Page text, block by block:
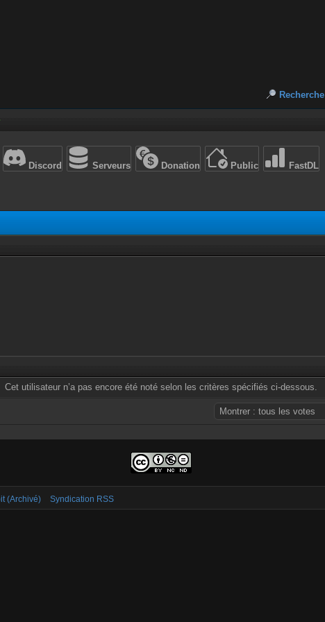
Recherche
Discord Serveurs Donation Public FastDL
Cet utilisateur n’a pas encore été noté selon les critères spécifiés ci-dessous.
(Archivé) Syndication RSS